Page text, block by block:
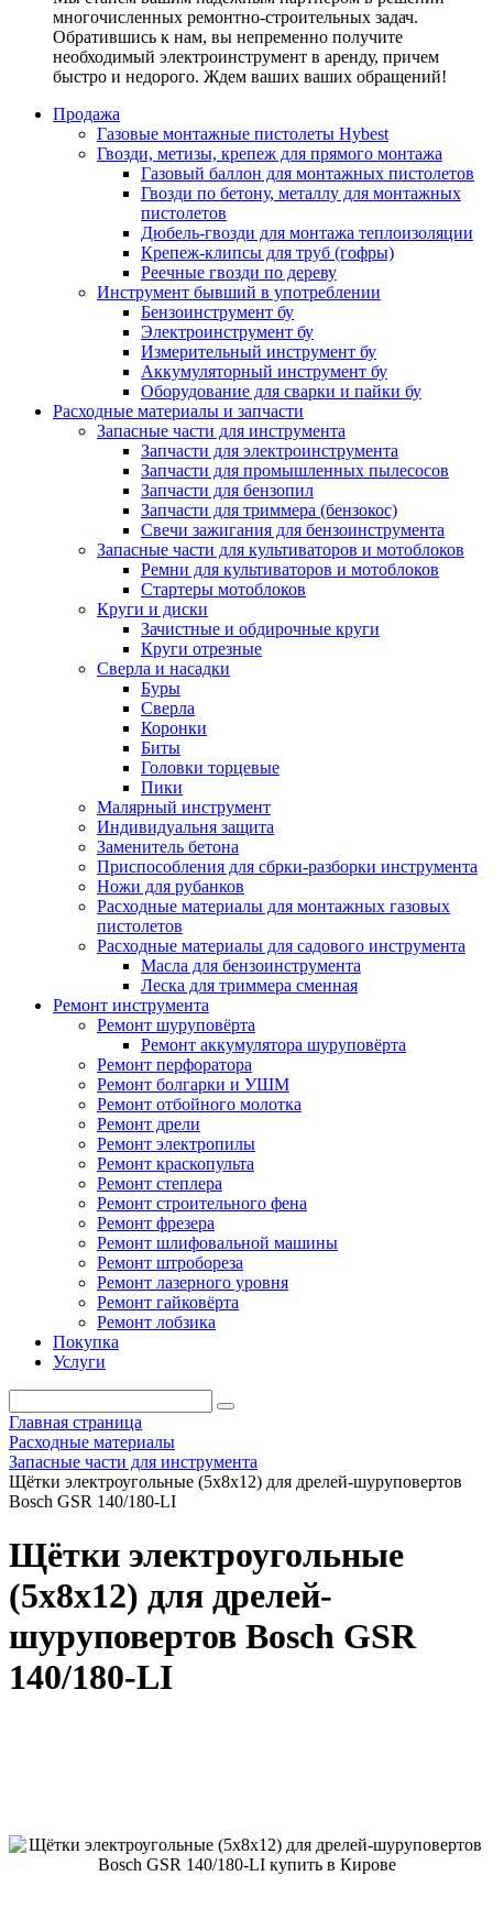
многочисленных ремонтно-строительных задач.
Обратившись к нам, вы непременно получите
необходимый электроинструмент в аренду, причем
быстро и недорого. Ждем ваших ваших обращений!
Продажа
Газовые монтажные пистолеты Hybest
Гвозди, метизы, крепеж для прямого монтажа
Газовый баллон для монтажных пистолетов
Гвозди по бетону, металлу для монтажных
пистолетов
Дюбель-гвозди для монтажа теплоизоляции
Крепеж-клипсы для труб (гофры)
Реечные гвозди по дереву
Инструмент бывший в употреблении
Бензоинструмент бу
Электроинструмент бу
Измерительный инструмент бу
Аккумуляторный инструмент бу
Оборудование для сварки и пайки бу
Расходные материалы и запчасти
Запасные части для инструмента
Запчасти для электроинструмента
Запчасти для промышленных пылесосов
Запчасти для бензопил
Запчасти для триммера (бензокос)
Свечи зажигания для бензоинструмента
Запасные части для культиваторов и мотоблоков
Ремни для культиваторов и мотоблоков
Стартеры мотоблоков
Круги и диски
Зачистные и обдирочные круги
Круги отрезные
Сверла и насадки
Буры
Сверла
Коронки
Биты
Головки торцевые
Пики
Малярный инструмент
Индивидуальня защита
Заменитель бетона
Приспособления для сбрки-разборки инструмента
Ножи для рубанков
Расходные материалы для монтажных газовых
пистолетов
Расходные материалы для садового инструмента
Масла для бензоинструмента
Леска для триммера сменная
Ремонт инструмента
Ремонт шуруповёрта
Ремонт аккумулятора шуруповёрта
Ремонт перфоратора
Ремонт болгарки и УШМ
Ремонт отбойного молотка
Ремонт дрели
Ремонт электропилы
Ремонт краскопульта
Ремонт степлера
Ремонт строительного фена
Ремонт фрезера
Ремонт шлифовальной машины
Ремонт штробореза
Ремонт лазерного уровня
Ремонт гайковёрта
Ремонт лобзика
Покупка
Услуги
Главная страница
Расходные материалы
Запасные части для инструмента
Щётки электроугольные (5x8x12) для дрелей-шуруповертов
Bosch GSR 140/180-LI
Щётки электроугольные
(5x8x12) для дрелей-
шуруповертов Bosch GSR
140/180-LI